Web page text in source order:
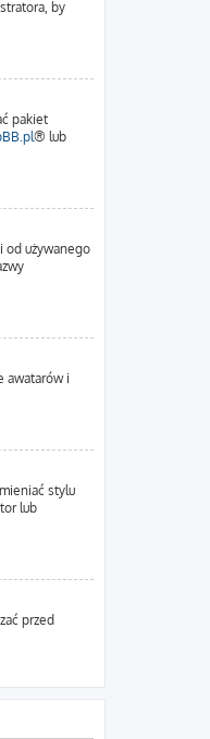
by
pakiet
® lub
od używanego
awatarów i
stylu
lub
przed